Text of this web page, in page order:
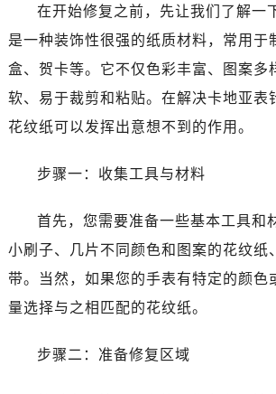
在开始修复之前，先让我们了解一
是一种装饰性很强的纸质材料，常用于
盒、贺卡等。它不仅色彩丰富、图案多
软、易于裁剪和粘贴。在解决卡地亚表
花纹纸可以发挥出意想不到的作用。
步骤一：收集工具与材料
首先，您需要准备一些基本工具和
小刷子、几片不同颜色和图案的花纹纸
带。当然，如果您的手表有特定的颜色
量选择与之相匹配的花纹纸。
步骤二：准备修复区域